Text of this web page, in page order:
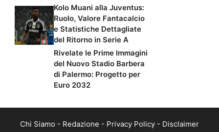
Kolo Muani alla Juventus:
Ruolo, Valore Fantacalcio
e Statistiche Dettagliate
del Ritorno in Serie A
Rivelate le Prime Immagini
del Nuovo Stadio Barbera
di Palermo: Progetto per
Euro 2032
Chi Siamo - Redazione - Privacy Policy - Disclaimer